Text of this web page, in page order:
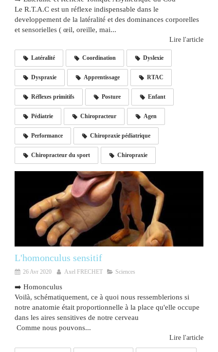
Le R.T.A.C est un réflexe indispensable dans le
developpement de la latéralité et des dominances corporelles
et sensorielles ( œil, oreille, mai...
Lire l'article
Latéralité Coordination Dyslexie
Dyspraxie Apprentissage RTAC
Réflexes primitifs Posture Enfant
Pédiatrie Chiropracteur Agen
Performance Chiropraxie pédiatrique
Chiropracteur du sport Chiropraxie
L'homonculus sensitif
26 Avr 2020 Axel FRECHET Sciences
➡️ Homonculus
Voilà, schématiquement, ce à quoi nous ressemblerions si
notre anatomie était proportionnelle à la place qu'elle occupe
dans les aires sensitives de notre cerveau
Comme nous pouvons...
Lire l'article